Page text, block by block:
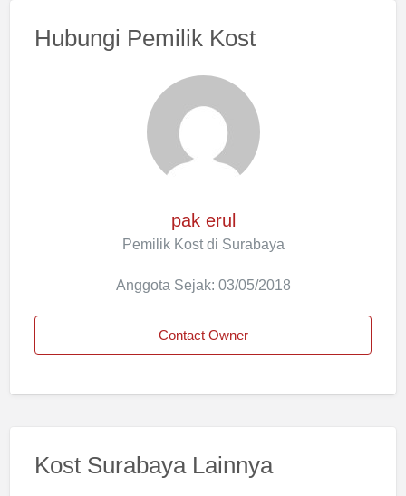
Hubungi Pemilik Kost
pak erul
Pemilik Kost di Surabaya
Anggota Sejak: 03/05/2018
Contact Owner
Kost Surabaya Lainnya